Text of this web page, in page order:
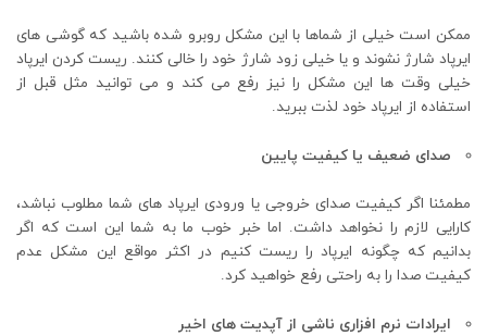
ممکن است خیلی از شماها با این مشکل روبرو شده باشید که گوشی های
ایرپاد شارژ نشوند و یا خیلی زود شارژ خود را خالی کنند. ریست کردن ایرپاد
خیلی وقت ها این مشکل را نیز رفع می کند و می توانید مثل قبل از
استفاده از ایرپاد خود لذت ببرید.
صدای ضعیف یا کیفیت پایین
مطمئنا اگر کیفیت صدای خروجی یا ورودی ایرپاد های شما مطلوب نباشد،
کارایی لازم را نخواهد داشت. اما خبر خوب ما به شما این است که اگر
بدانیم که چگونه ایرپاد را ریست کنیم در اکثر مواقع این مشکل عدم
کیفیت صدا را به راحتی رفع خواهید کرد.
ایرادات نرم‌ افزاری ناشی از آپدیت های اخیر